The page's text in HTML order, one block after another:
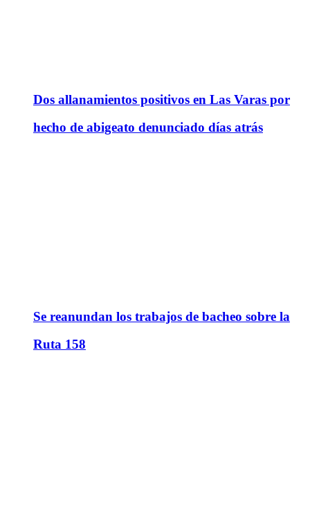
Dos allanamientos positivos en Las Varas por
hecho de abigeato denunciado días atrás
Se reanundan los trabajos de bacheo sobre la
Ruta 158